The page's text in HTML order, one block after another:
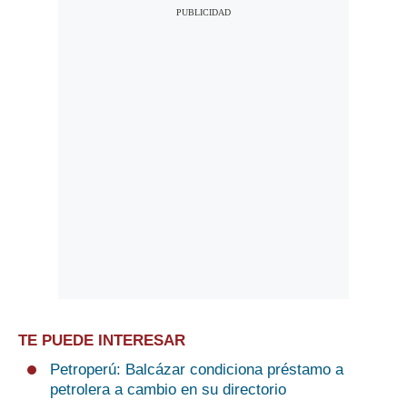
TE PUEDE INTERESAR
Petroperú: Balcázar condiciona préstamo a
petrolera a cambio en su directorio